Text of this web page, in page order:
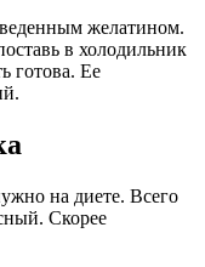
желатином.
в холодильник
готова. Ее
на диете. Всего
Скорее